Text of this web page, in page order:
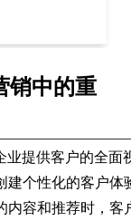
销中的重
业提供客户的全
建个性化的客户
内容和推荐时，